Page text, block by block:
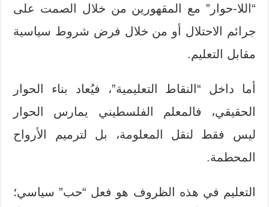
“اللا-حوار” مع المقهورين من خلال الصمت على
جرائم الاحتلال أو من خلال فرض شروط سياسية
مقابل التعليم.
أما داخل “النقاط التعليمية”، فيُعاد بناء الحوار
الحقيقي، فالمعلم الفلسطيني يمارس الحوار
ليس فقط لنقل المعلومة، بل لترميم الأرواح
المحطمة.
التعليم في هذه الظروف هو فعل “حب” سياسي؛